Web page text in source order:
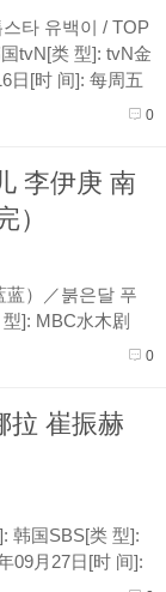
타 유백이 / TOP
tvN[类 型]: tvN金
日[时 间]: 每周五
大林[...
0
李伊庚 南
）
蓝）／붉은달 푸
]: MBC水木剧
间]: 每周三、四
]: 我身后的陶斯
0
拉 崔振赫
韩国SBS[类 型]:
09月27日[时 间]:
一集[接 档]: 胸外